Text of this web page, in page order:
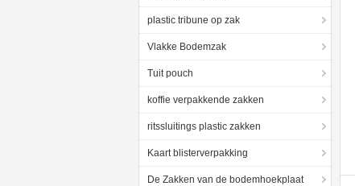
plastic tribune op zak
Vlakke Bodemzak
Tuit pouch
koffie verpakkende zakken
ritssluitings plastic zakken
Kaart blisterverpakking
De Zakken van de bodemhoekplaat